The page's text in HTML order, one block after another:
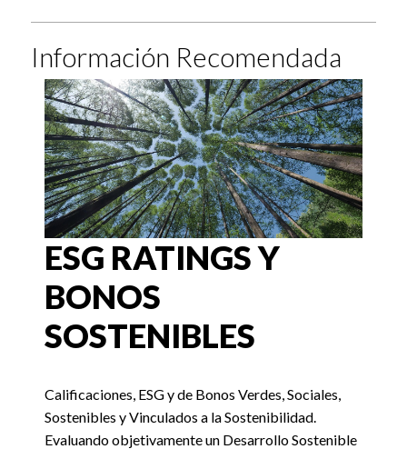
Información Recomendada
ESG RATINGS Y
BONOS
SOSTENIBLES
Calificaciones, ESG y de Bonos Verdes, Sociales,
Sostenibles y Vinculados a la Sostenibilidad.
Evaluando objetivamente un Desarrollo Sostenible